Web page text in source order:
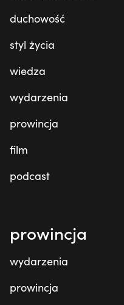
duchowość
styl życia
wiedza
wydarzenia
prowincja
film
podcast
prowincja
wydarzenia
prowincja